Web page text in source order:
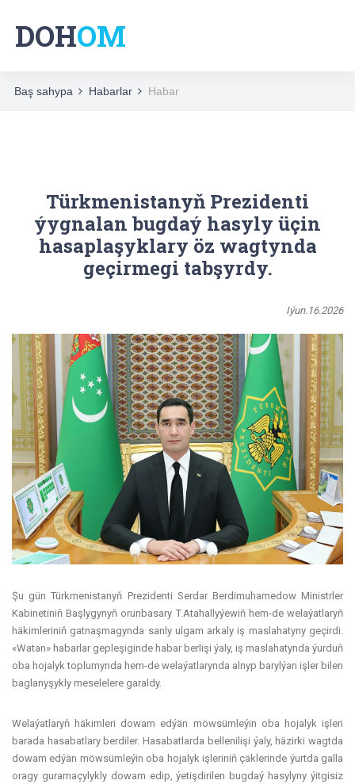
DOHOM
Baş sahypa Habarlar Habar
Türkmenistanyň Prezidenti
ýygnalan bugdaý hasyly üçin
hasaplaşyklary öz wagtynda
geçirmegi tabşyrdy.
Iýun.16.2026
Şu gün Türkmenistanyň Prezidenti Serdar Berdimuhamedow Ministrler
Kabinetiniň Başlygynyň orunbasary T.Atahallyýewiň hem-de welaýatlaryň
häkimleriniň gatnaşmagynda sanly ulgam arkaly iş maslahatyny geçirdi.
«Watan» habarlar gepleşiginde habar berlişi ýaly, iş maslahatynda ýurduň
oba hojalyk toplumynda hem-de welaýatlarynda alnyp barylýan işler bilen
baglanyşykly meselelere garaldy.
Welaýatlaryň häkimleri dowam edýän möwsümleýin oba hojalyk işleri
barada hasabatlary berdiler. Hasabatlarda bellenilişi ýaly, häzirki wagtda
dowam edýän möwsümleýin oba hojalyk işleriniň çäklerinde ýurtda galla
oragy guramaçylykly dowam edip, ýetişdirilen bugdaý hasylyny ýitgisiz